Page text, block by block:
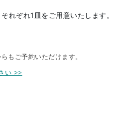
れぞれ1皿をご用意いたします。
もご予約いただけます。
い >>